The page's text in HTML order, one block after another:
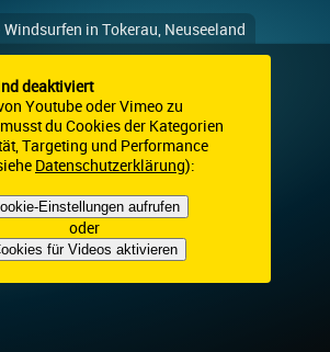
Windsurfen in Tokerau, Neuseeland
deaktiviert
Youtube oder Vimeo zu
du Cookies der Kategorien
Targeting und Performance
Datenschutzerklärung):
Einstellungen aufrufen
oder
für Videos aktivieren